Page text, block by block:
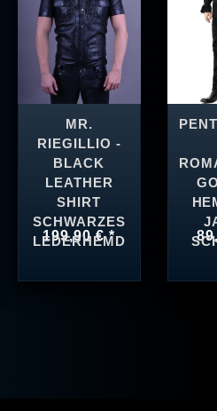
MR.
RIEGILLIO -
BLACK
LEATHER
SHIRT
SCHWARZES
LEDERHEMD
199,90 € *